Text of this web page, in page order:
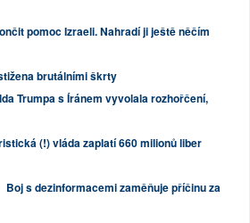
pomoc Izraeli. Nahradí ji ještě něčím
brutálními škrty
Trumpa s Íránem vyvolala rozhořčení,
(!) vláda zaplatí 660 milionů liber
Boj s dezinformacemi zaměňuje příčinu za